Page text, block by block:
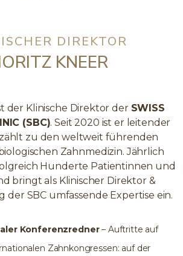
DIREKTOR
KNEER
der Klinische Direktor der SWISS
(SBC). Seit 2020 ist er leitender
zu den weltweit führenden
Zahnmedizin. Jährlich
Hunderte Patientinnen und
bringt als Klinischer Direktor &
der SBC umfassende Expertise ein.
Konferenzredner– Auftritte auf
Zahnkongressen: auf der